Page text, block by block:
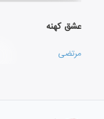
عشق کهنه
مرتضی